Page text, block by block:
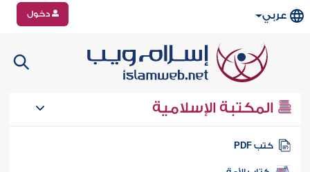
عربي دخول
المكتبة الإسلامية
كتب PDF